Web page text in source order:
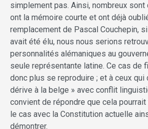
simplement pas. Ainsi, nombreux
ont la mémoire courte et ont déjà
remplacement de Pascal Couchepin,
avait été élu, nous nous serions
personnalités alémaniques au
seule représentante latine. Ce cas de
donc plus se reproduire ; et à ceux qui
dérive à la belge » avec conflit
convient de répondre que cela
le cas avec la Constitution actuelle
démontrer.